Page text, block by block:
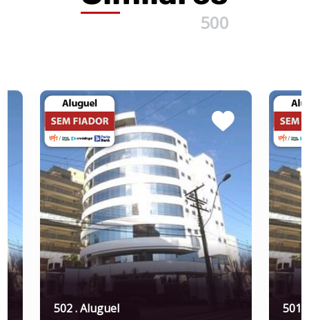
500
502 . Aluguel 501